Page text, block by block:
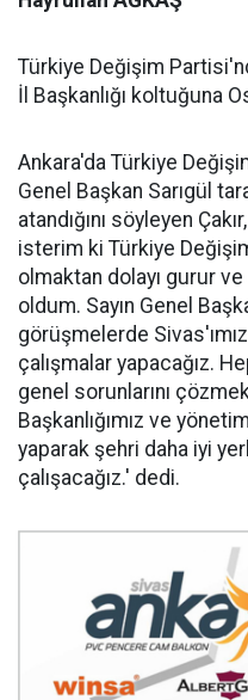
Türkiye Değişim
İl Başkanlığı koltuğuna
Ankara'da Türkiye
Genel Başkan Sarıgül
atandığını söyleyen
isterim ki Türkiye
olmaktan dolayı gurur
oldum. Sayın Genel
görüşmelerde
çalışmalar yapacağız.
genel sorunlarını
Başkanlığımız ve
yaparak şehri daha iyi
çalışacağız.' dedi.